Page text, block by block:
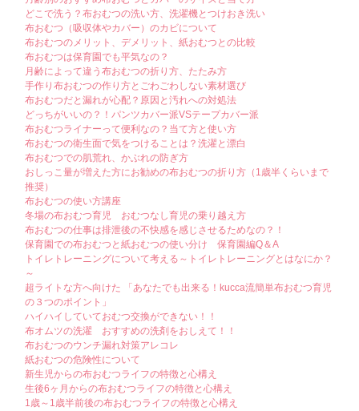
どこで洗う？布おむつの洗い方、洗濯機とつけおき洗い
布おむつ（吸収体やカバー）のカビについて
布おむつのメリット、デメリット、紙おむつとの比較
布おむつは保育園でも平気なの？
月齢によって違う布おむつの折り方、たたみ方
手作り布おむつの作り方とごわごわしない素材選び
布おむつだと漏れが心配？原因と汚れへの対処法
どっちがいいの？！パンツカバー派VSテープカバー派
布おむつライナーって便利なの？当て方と使い方
布おむつの衛生面で気をつけることは？洗濯と漂白
布おむつでの肌荒れ、かぶれの防ぎ方
おしっこ量が増えた方にお勧めの布おむつの折り方（1歳半くらいまで
推奨）
布おむつの使い方講座
冬場の布おむつ育児 おむつなし育児の乗り越え方
布おむつの仕事は排泄後の不快感を感じさせるためなの？！
保育園での布おむつと紙おむつの使い分け 保育園編Q＆A
トイレトレーニングについて考える～トイレトレーニングとはなにか？
～
超ライトな方へ向けた 「あなたでも出来る！kucca流簡単布おむつ育児
の３つのポイント」
ハイハイしていておむつ交換ができない！！
布オムツの洗濯 おすすめの洗剤をおしえて！！
布おむつのウンチ漏れ対策アレコレ
紙おむつの危険性について
新生児からの布おむつライフの特徴と心構え
生後6ヶ月からの布おむつライフの特徴と心構え
1歳～1歳半前後の布おむつライフの特徴と心構え